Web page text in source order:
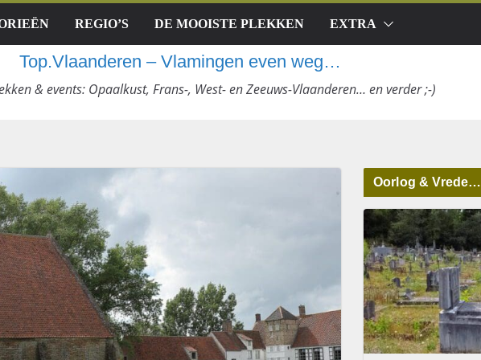
La Maison
Gâtine,
Station
Grand Barrail
(Mazières-en-
Top.Vlaanderen – Vlamingen even weg…
& events: Opaalkust, Frans-, West- en Zeeuws-Vlaanderen… en verder ;-)
REGIO’S DE MOOISTE PLEKKEN EXTRA
Oorlog & Vrede…